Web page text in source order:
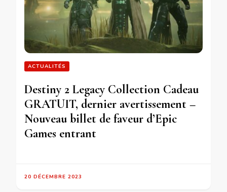
ACTUALITÉS
Destiny 2 Legacy Collection Cadeau
GRATUIT, dernier avertissement –
Nouveau billet de faveur d’Epic
Games entrant
20 DÉCEMBRE 2023